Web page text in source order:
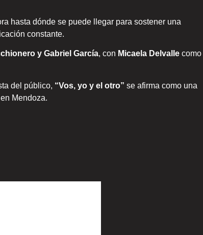
hasta dónde se puede llegar para sostener una
constante.
y Gabriel García, con Micaela Delvalle como
del público, “Vos, yo y el otro” se afirma como una
Mendoza.